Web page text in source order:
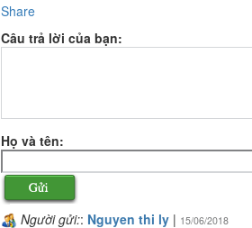
Share
Câu trả lời của bạn:
Họ và tên:
Người gửi:: Nguyen thi ly | 15/06/2018